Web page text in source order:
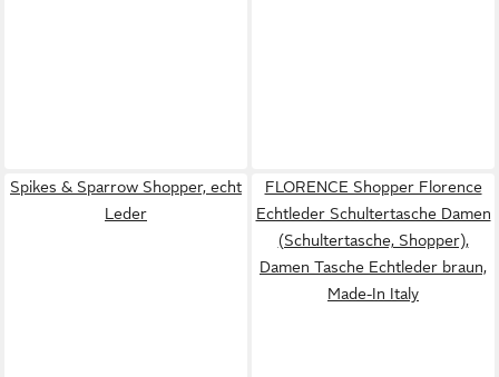
Spikes & Sparrow Shopper, echt
Leder
FLORENCE Shopper Florence
Echtleder Schultertasche Damen
(Schultertasche, Shopper),
Damen Tasche Echtleder braun,
Made-In Italy